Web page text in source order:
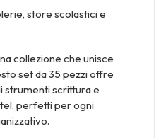
store scolastici e
collezione che unisce
set da 35 pezzi offre
strumenti scrittura e
perfetti per ogni